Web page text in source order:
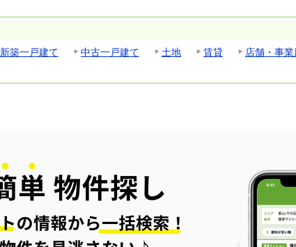
新築一戸建て 中古一戸建て 土地 賃貸
店舗・事業